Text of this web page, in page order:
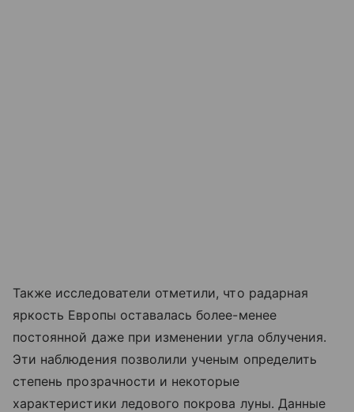
Также исследователи отметили, что радарная
яркость Европы оставалась более-менее
постоянной даже при изменении угла облучения.
Эти наблюдения позволили ученым определить
степень прозрачности и некоторые
характеристики ледового покрова луны. Данные